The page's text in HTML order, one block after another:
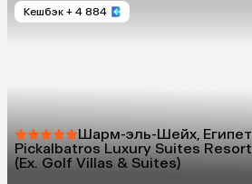
Кешбэк + 4 884
Шарм-эль-Шейх, Египет
Pickalbatros Luxury Suites Resort
(Ex. Golf Villas & Suites)